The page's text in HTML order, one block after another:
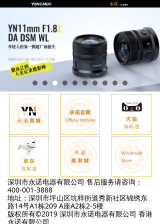
深圳市永诺电器有限公司 售后服务请咨询：
400-001-3888
地址：深圳市坪山区坑梓街道秀新社区锦绣东
路14号A1栋209 A座A2栋2-5楼
版权所有©2019 深圳市永诺电器有限公司 香港
永诺有限公司